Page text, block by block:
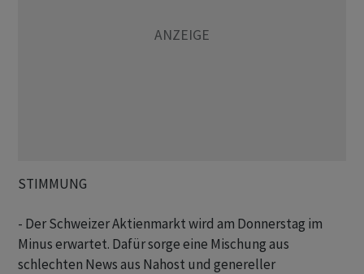
STIMMUNG
- Der Schweizer Aktienmarkt wird am Donnerstag im
Minus erwartet. Dafür sorge eine Mischung aus
schlechten News aus Nahost und genereller